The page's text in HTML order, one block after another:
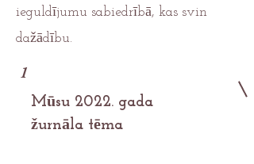
ieguldījumu sabiedrībā, kas svin
dažādību.
1
Mūsu 2022. gada
žurnāla tēma